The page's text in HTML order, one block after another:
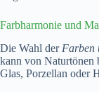
Farbharmonie und
Die Wahl der Farben
kann von Naturtönen
Glas, Porzellan oder